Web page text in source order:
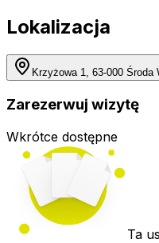
Lokalizacja
Krzyżowa 1, 63-000 Środa
Zarezerwuj wizytę
Wkrótce dostępne
Ta